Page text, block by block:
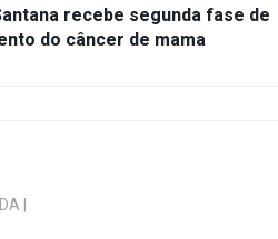
recebe segunda fase de
do câncer de mama
|